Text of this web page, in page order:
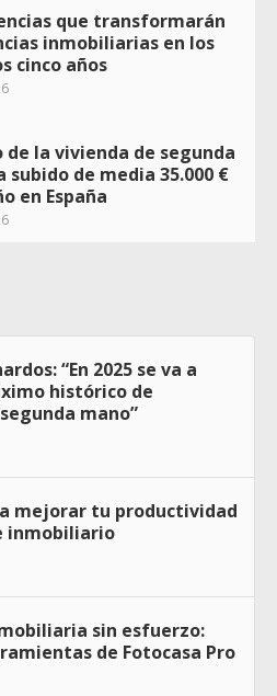
que transformarán
inmobiliarias en los
cinco años
de la vivienda de segunda
subido de media 35.000 €
en España
“En 2025 se va a
histórico de
mano”
mejorar tu productividad
inmobiliario
sin esfuerzo:
de Fotocasa Pro